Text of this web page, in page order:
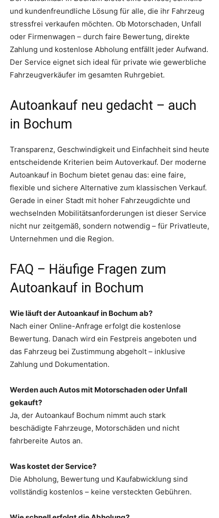
und kundenfreundliche Lösung für alle, die ihr Fahrzeug
stressfrei verkaufen möchten. Ob Motorschaden, Unfall
oder Firmenwagen – durch faire Bewertung, direkte
Zahlung und kostenlose Abholung entfällt jeder Aufwand.
Der Service eignet sich ideal für private wie gewerbliche
Fahrzeugverkäufer im gesamten Ruhrgebiet.
Autoankauf neu gedacht – auch
in Bochum
Transparenz, Geschwindigkeit und Einfachheit sind heute
entscheidende Kriterien beim Autoverkauf. Der moderne
Autoankauf in Bochum bietet genau das: eine faire,
flexible und sichere Alternative zum klassischen Verkauf.
Gerade in einer Stadt mit hoher Fahrzeugdichte und
wechselnden Mobilitätsanforderungen ist dieser Service
nicht nur zeitgemäß, sondern notwendig – für Privatleute,
Unternehmen und die Region.
FAQ – Häufige Fragen zum
Autoankauf in Bochum
Wie läuft der Autoankauf in Bochum ab?
Nach einer Online-Anfrage erfolgt die kostenlose
Bewertung. Danach wird ein Festpreis angeboten und
das Fahrzeug bei Zustimmung abgeholt – inklusive
Zahlung und Dokumentation.
Werden auch Autos mit Motorschaden oder Unfall
gekauft?
Ja, der Autoankauf Bochum nimmt auch stark
beschädigte Fahrzeuge, Motorschäden und nicht
fahrbereite Autos an.
Was kostet der Service?
Die Abholung, Bewertung und Kaufabwicklung sind
vollständig kostenlos – keine versteckten Gebühren.